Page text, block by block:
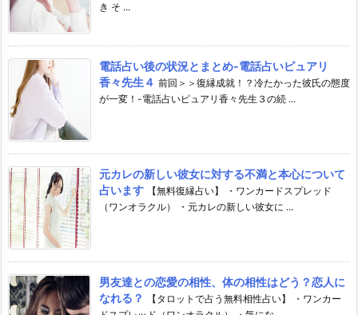
き そ ...
電話占い後の状況とまとめ-電話占いピュアリ
香々先生４ 前回＞＞復縁成就！？冷たかった彼氏の態度
が一変！-電話占いピュアリ香々先生３の続 ...
元カレの新しい彼女に対する不満と本心について
占います
【無料復縁占い】 ・ワンカードスプレッド
（ワンオラクル） ・元カレの新しい彼女に ...
男友達との恋愛の相性、体の相性はどう？恋人に
なれる？
【タロットで占う無料相性占い】 ・ワンカー